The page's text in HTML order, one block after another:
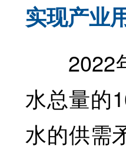
实现产业
2022年
水总量的
水的供需